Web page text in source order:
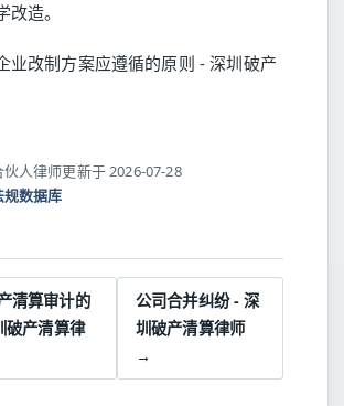
造。
业改制方案应遵循的原则 - 深圳破产
伙人律师更新于 2026-07-28
规数据库
清算审计的
破产清算律
公司合并纠纷 - 深
圳破产清算律师
→